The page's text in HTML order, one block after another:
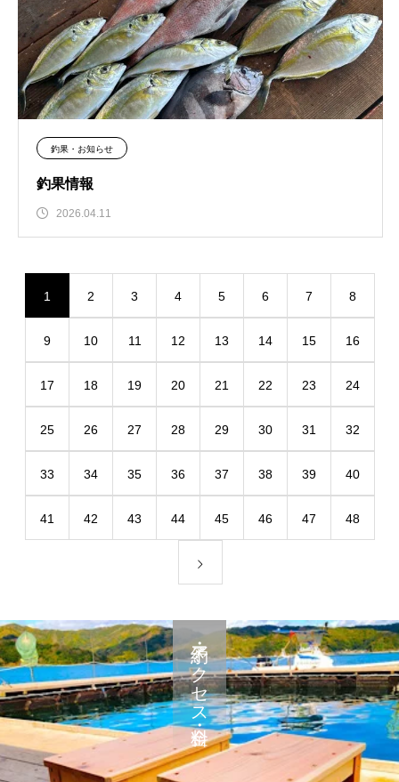
釣果・お知らせ
釣果情報
2026.04.11
1 2 3 4 5 6 7 8
9 10 11 12 13 14 15 16
17 18 19 20 21 22 23 24
25 26 27 28 29 30 31 32
33 34 35 36 37 38 39 40
41 42 43 44 45 46 47 48
予約・アクセス・料金